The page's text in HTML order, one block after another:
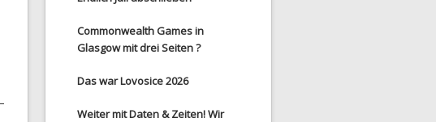
Commonwealth Games in
Glasgow mit drei Seiten ?
Das war Lovosice 2026
Weiter mit Daten & Zeiten! Wir